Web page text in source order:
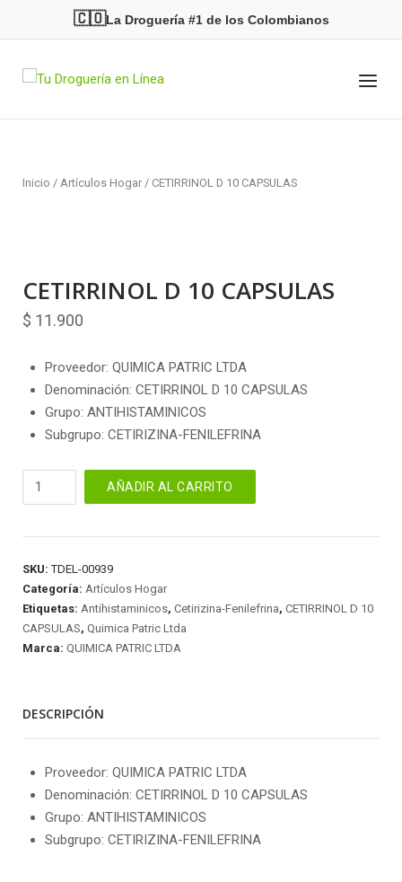
🇨🇴La Droguería #1 de los Colombianos
Home Menu
Inicio / Artículos Hogar / CETIRRINOL D 10 CAPSULAS
CETIRRINOL D 10 CAPSULAS
$ 11.900
Proveedor: QUIMICA PATRIC LTDA
Denominación: CETIRRINOL D 10 CAPSULAS
Grupo: ANTIHISTAMINICOS
Subgrupo: CETIRIZINA-FENILEFRINA
CETIRRINOL
CAPSULAS
AÑADIR AL CARRITO
SKU:TDEL-00939
Categoría: Artículos Hogar
Etiquetas: Antihistaminicos, Cetirizina-Fenilefrina, CETIRRINOL D 10
CAPSULAS, Quimica Patric Ltda
Marca: QUIMICA PATRIC LTDA
DESCRIPCIÓN
Proveedor: QUIMICA PATRIC LTDA
Denominación: CETIRRINOL D 10 CAPSULAS
Grupo: ANTIHISTAMINICOS
Subgrupo: CETIRIZINA-FENILEFRINA